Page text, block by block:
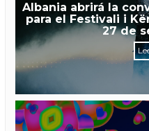
Albania abrirá la
para el Festivali i
27 de